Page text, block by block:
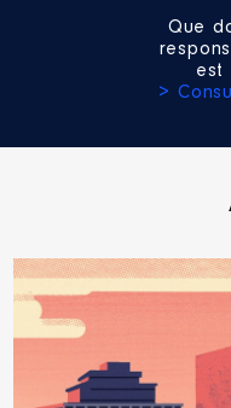
Que
est
>